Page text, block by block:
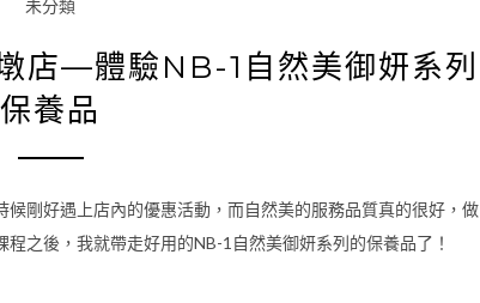
未分類
店—體驗NB-1自然美御妍系列
保養品
剛好遇上店內的優惠活動，而自然美的服務品質真的很好，做
之後，我就帶走好用的NB-1自然美御妍系列的保養品了！